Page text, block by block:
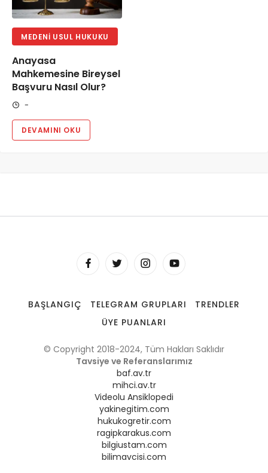
MEDENI USUL HUKUKU
Anayasa
Mahkemesine Bireysel
Başvuru Nasıl Olur?
-
DEVAMINI OKU
BAŞLANGIÇ TELEGRAM GRUPLARI
TRENDLER
ÜYE PUANLARI
© Copyright 2018-2024, Tüm Hakları Saklıdır
Tavsiye ve Referanslarımız
baf.av.tr
mihci.av.tr
Videolu Ansiklopedi
yakinegitim.com
hukukogretir.com
ragipkarakus.com
bilgiustam.com
bilimavcisi.com